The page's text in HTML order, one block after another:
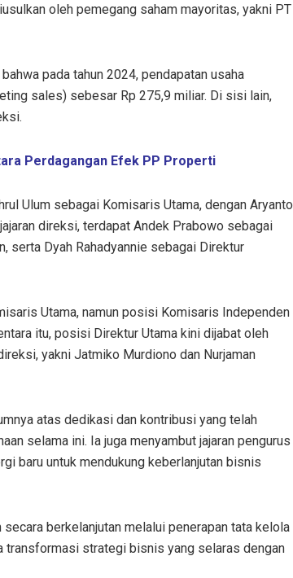
oleh pemegang saham mayoritas, yakni PT
pada tahun 2024, pendapatan usaha
sales) sebesar Rp 275,9 miliar. Di sisi lain,
Perdagangan Efek PP Properti
Ulum sebagai Komisaris Utama, dengan Aryanto
direksi, terdapat Andek Prabowo sebagai
serta Dyah Rahadyannie sebagai Direktur
Utama, namun posisi Komisaris Independen
itu, posisi Direktur Utama kini dijabat oleh
yakni Jatmiko Murdiono dan Nurjaman
atas dedikasi dan kontribusi yang telah
selama ini. Ia juga menyambut jajaran pengurus
baru untuk mendukung keberlanjutan bisnis
berkelanjutan melalui penerapan tata kelola
transformasi strategi bisnis yang selaras dengan